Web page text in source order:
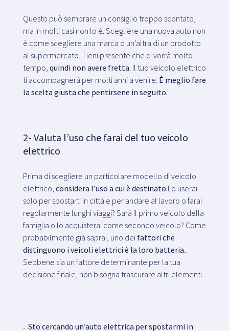
Questo può sembrare un consiglio troppo scontato,
ma in molti casi non lo è. Scegliere una nuova auto non
è come scegliere una marca o un’altra di un prodotto
al supermercato. Tieni presente che ci vorrà molto
tempo, quindi non avere fretta. Il tuo veicolo elettrico
ti accompagnerà per molti anni a venire. È meglio fare
la scelta giusta che pentirsene in seguito.
2- Valuta l’uso che farai del tuo veicolo
elettrico
Prima di scegliere un particolare modello di veicolo
elettrico, considera l’uso a cui è destinato.Lo userai
solo per spostarti in città e per andare al lavoro o farai
regolarmente lunghi viaggi? Sarà il primo veicolo della
famiglia o lo acquisterai come secondo veicolo? Come
probabilmente già saprai, uno dei fattori che
distinguono i veicoli elettrici è la loro batteria.
Sebbene sia un fattore determinante per la tua
decisione finale, non bisogna trascurare altri elementi.
Sto cercando un’auto elettrica per spostarmi in